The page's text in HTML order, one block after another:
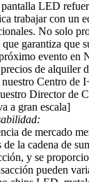
LED
trabajar con un
No solo
garantiza que
evento en
de alquiler
Centro de
Director de
a gran escala]
de mercado
de la cadena de
y se
pueden